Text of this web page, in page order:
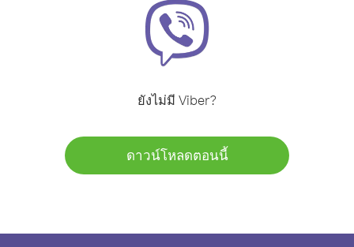
ยังไม่มี Viber?
ดาวน์โหลดตอนนี้